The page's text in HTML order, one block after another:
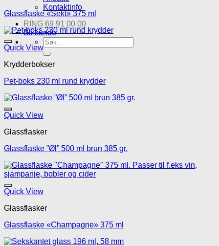
Kontaktinfo
RING 69 91 00 00
Bli kunde
Søk
etter:
Glassflaske «Sekt» 375 ml
Quick View
Krydderbokser
Pet-boks 230 ml rund krydder
Quick View
Glassflasker
Glassflaske ”Øl” 500 ml brun 385 gr.
Quick View
Glassflasker
Glassflaske «Champagne» 375 ml